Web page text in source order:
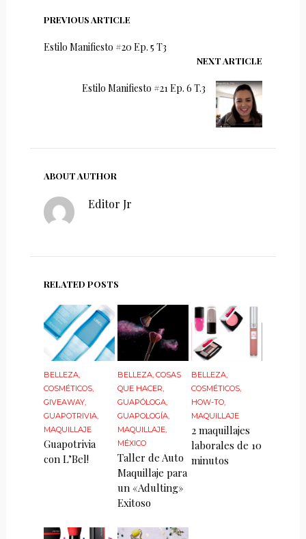
PREVIOUS ARTICLE
Estilo Manifiesto #20 Ep. 5 T3
NEXT ARTICLE
Estilo Manifiesto #21 Ep. 6 T.3
ABOUT AUTHOR
Editor Jr
RELATED POSTS
BELLEZA,
COSMÉTICOS,
GIVEAWAY,
GUAPOTRIVIA,
MAQUILLAJE
Guapotrivia
con L’Bel!
BELLEZA,COSAS
QUE HACER,
GUAPÓLOGA,
GUAPOLOGÍA,
MAQUILLAJE,
MÉXICO
Taller de Auto
Maquillaje para
un «Adulting»
Exitoso
BELLEZA,
COSMÉTICOS,
HOW-TO,
MAQUILLAJE
2 maquillajes
laborales de 10
minutos